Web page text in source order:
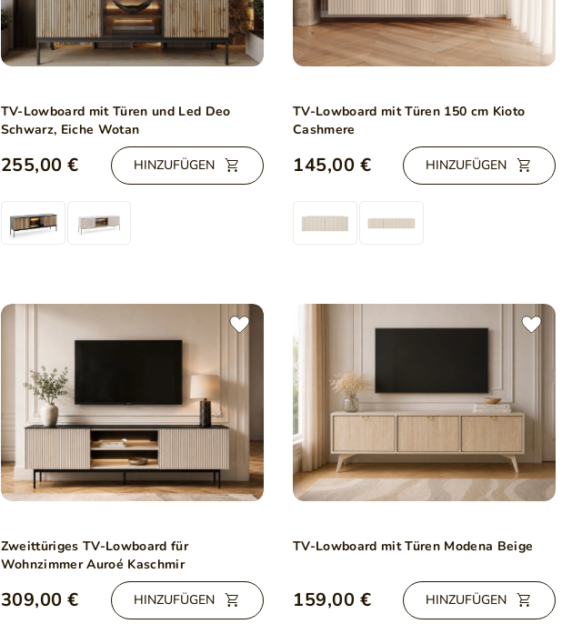
TV-Lowboard mit Türen und Led Deo
Schwarz, Eiche Wotan
255,00 € HINZUFÜGEN
TV-Lowboard mit Türen 150 cm Kioto
Cashmere
145,00 € HINZUFÜGEN
Zweittüriges TV-Lowboard für
Wohnzimmer Auroé Kaschmir
309,00 € HINZUFÜGEN
TV-Lowboard mit Türen Modena Beige
159,00 € HINZUFÜGEN